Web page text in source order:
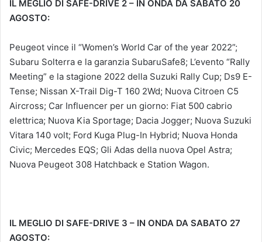
IL MEGLIO DI SAFE-DRIVE 2 – IN ONDA DA SABATO 20
AGOSTO:
Peugeot vince il “Women’s World Car of the year 2022”;
Subaru Solterra e la garanzia SubaruSafe8; L’evento “Rally
Meeting” e la stagione 2022 della Suzuki Rally Cup; Ds9 E-
Tense; Nissan X-Trail Dig-T 160 2Wd; Nuova Citroen C5
Aircross; Car Influencer per un giorno: Fiat 500 cabrio
elettrica; Nuova Kia Sportage; Dacia Jogger; Nuova Suzuki
Vitara 140 volt; Ford Kuga Plug-In Hybrid; Nuova Honda
Civic; Mercedes EQS; Gli Adas della nuova Opel Astra;
Nuova Peugeot 308 Hatchback e Station Wagon.
IL MEGLIO DI SAFE-DRIVE 3 – IN ONDA DA SABATO 27
AGOSTO: